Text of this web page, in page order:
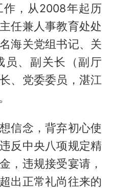
，从2008年起历
任兼人事教育处处
海关党组书记、关
员、副关长（副厅
、党委委员，湛江
信念，背弃初心使
反中央八项规定精
，违规接受宴请，
出正常礼尚往来的